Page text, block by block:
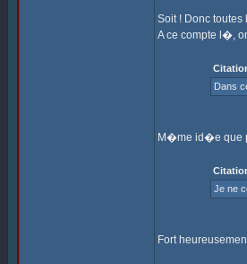
Soit ! Donc
A ce compte l�,
Dans
M�me id�e que
Je ne
Fort